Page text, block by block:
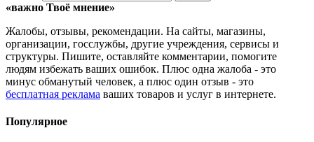
«важно Твоё мнение»
Жалобы, отзывы, рекомендации. На сайты, магазины,
организации, госслужбы, другие учреждения, сервисы и
структуры. Пишите, оставляйте комментарии, помогите
людям избежать ваших ошибок. Плюс одна жалоба - это
минус обманутый человек, а плюс один отзыв - это
бесплатная реклама ваших товаров и услуг в интернете.
Популярное